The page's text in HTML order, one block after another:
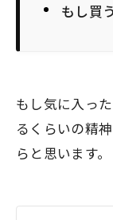
もし買
もし気に入っ
るくらいの精
らと思います。